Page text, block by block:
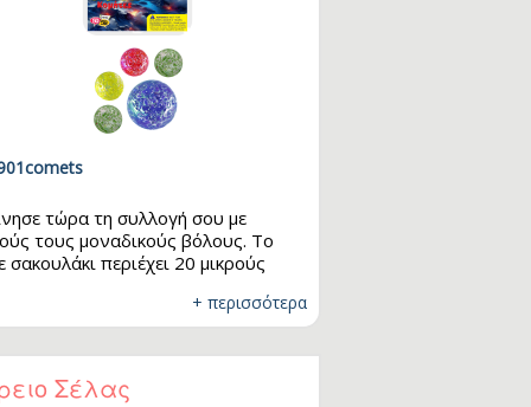
τώρα τη συλλογή σου με
τους μοναδικούς βόλους. Το
σακουλάκι περιέχει 20 μικρούς
και παίξε μαζί με τους φίλους
Διαστάσεις: 20 x 16mm - 1 x 25mm
+ περισσότερα
Σέλας